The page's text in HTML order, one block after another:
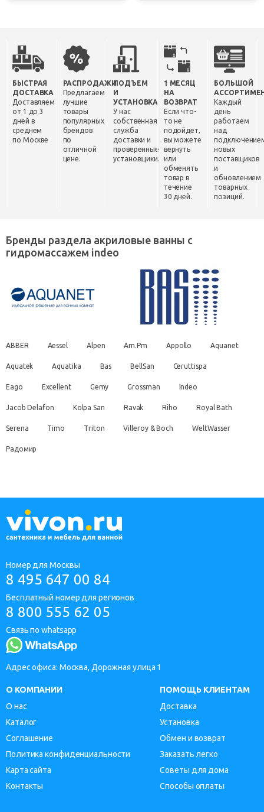
БЫСТРАЯ
ДОСТАВКА
Доставляем
от 1 до 3
дней в
среднем
по Москве
РАСПРОДАЖИ
Предлагаем
лучшие
товары
популярных
брендов
по
отличной
цене.
ПОДЪЕМ
И
УСТАНОВКА
У нас
собственная
служба
доставки и
проверенные
установщики.
1 МЕСЯЦ
НА
ВОЗВРАТ
Если что-
то не
подойдет,
вы можете
вернуть
или
обменять
товар в
течение
30 дней.
БОЛЬШОЙ
Каждый
день
работаем
над
новых
поставщиков
и
обновлением
товарных
позиций.
Бренды раздела акриловые ванны с
гидромассажем indeo
ABBER Aessel Alpen Am.Pm Appollo Aquanet
Aquatek Aquatika Bas BellSan Ceruttispa
Eago Excellent Gemy Grossman Indeo
Jacob Delafon Kolpa San Ravak Riho Royal Bath
Serena Timo Triton Villeroy & Boch WeltWasser
Радомир
Номер для Москвы
8 495 647 00 84
Бесплатный номер для регионов
8 800 555 62 05
Связь по whatsapp
Адрес офиса: Москва, Дорожная улица 1
О КОМПАНИИ
О нас
Каталог
Соглашение
Политика конфиденциальности
Карта сайта
Контакты
ПОМОЩЬ КЛИЕНТАМ
Доставка
Установка
Обмен и возврат
Заказать легко
Советы для дома
Способы оплаты